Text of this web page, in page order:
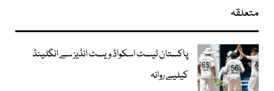
متعلقہ
پاکستان ٹیسٹ اسکواڈ ویسٹ انڈیز سے انگلینڈ
کیلیے روانہ